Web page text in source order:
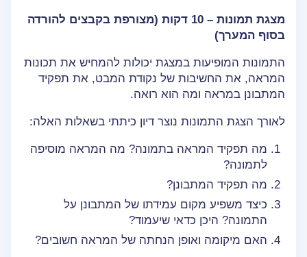
מצגת תמונות – 10 דקות (מצורפת בקבצים להורדה
בסוף המערך)
התמונות המופיעות במצגת יכולות להמחיש את תכונות
המראה, את החשיבות של נקודת המבט, את תפקיד
המתבונן במראה ומה הוא רואה.
לאורך הצגת התמונות נוצר דיון כיתתי בשאלות האלה:
מה תפקיד המראה בתמונה? מה המראה מוסיפה
לתמונה?
מה תפקיד המתבונן?
כיצד משפיע מקום עמידתו של המתבונן על
התמונה? היכן כדאי שיעמוד?
האם מיקומה ואופן הנחתה של המראה חשובים?